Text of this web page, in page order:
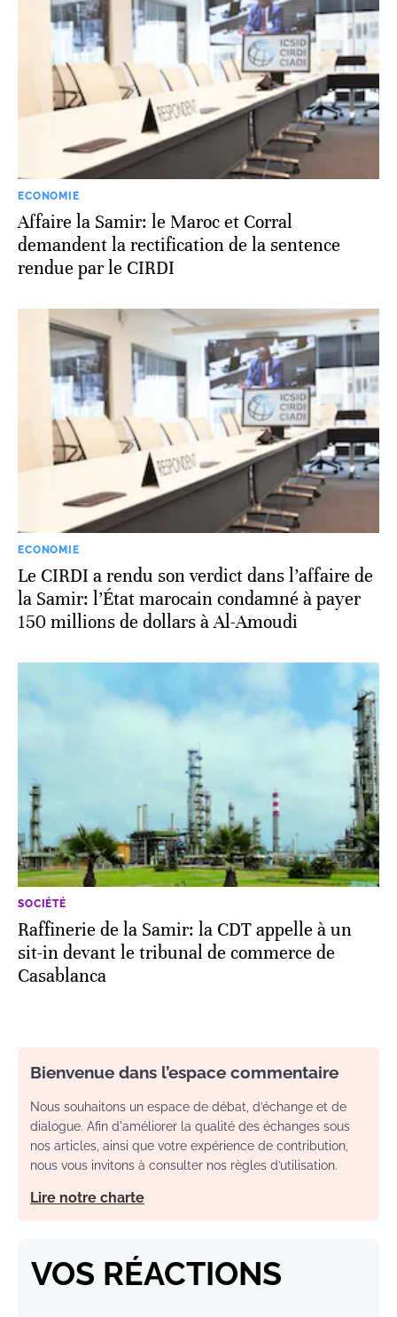
ECONOMIE
Affaire la Samir: le Maroc et Corral
demandent la rectification de la sentence
rendue par le CIRDI
ECONOMIE
Le CIRDI a rendu son verdict dans l’affaire de
la Samir: l’État marocain condamné à payer
150 millions de dollars à Al-Amoudi
SOCIÉTÉ
Raffinerie de la Samir: la CDT appelle à un
sit-in devant le tribunal de commerce de
Casablanca
Bienvenue dans l’espace commentaire
Nous souhaitons un espace de débat, d’échange et de
dialogue. Afin d'améliorer la qualité des échanges sous
nos articles, ainsi que votre expérience de contribution,
nous vous invitons à consulter nos règles d’utilisation.
Lire notre charte
VOS RÉACTIONS